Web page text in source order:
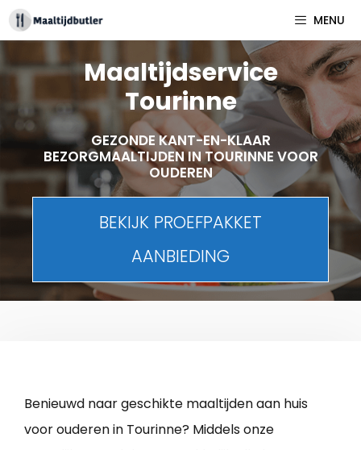
Spring
naar
inhoud
MENU
Maaltijdservice
Tourinne
GEZONDE KANT-EN-KLAAR
BEZORGMAALTIJDEN IN TOURINNE VOOR
OUDEREN
BEKIJK PROEFPAKKET
AANBIEDING
Benieuwd naar geschikte maaltijden aan huis
voor ouderen in Tourinne? Middels onze